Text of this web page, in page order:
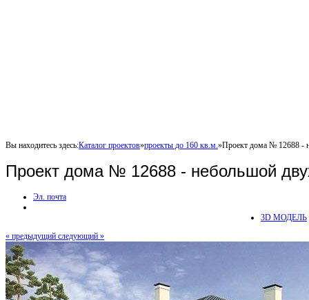
Вы находитесь здесь:Каталог проектов»проекты до 160 кв.м. »Проект дома № 12688 -
Проект дома № 12688 - небольшой
Эл. почта
3D МОДЕЛЬ
« предыдущий следующий »